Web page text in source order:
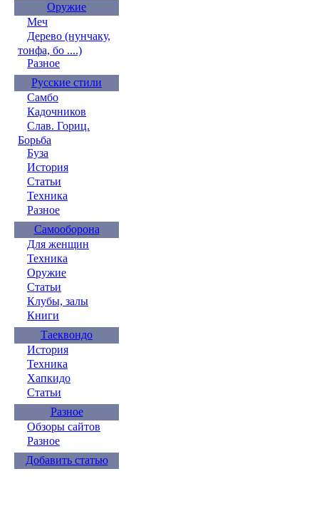
Оружие
Меч
Дерево (нунчаку,
тонфа, бо ....)
Разное
Русские стили
Самбо
Кадочников
Слав. Гориц.
Борьба
Буза
История
Статьи
Техника
Разное
Самооборона
Для женщин
Техника
Оружие
Статьи
Клубы, залы
Книги
Таеквондо
История
Техника
Хапкидо
Статьи
Разное
Обзоры сайтов
Разное
Добавить статью